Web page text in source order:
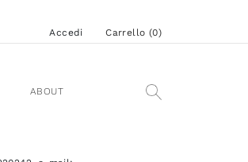
Accedi Carrello (0)
ABOUT